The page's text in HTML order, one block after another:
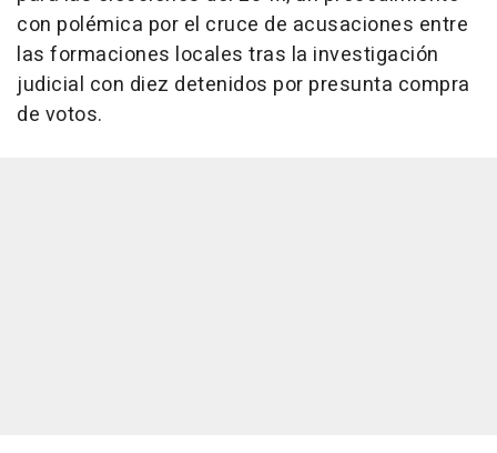
con polémica por el cruce de acusaciones entre
las formaciones locales tras la investigación
judicial con diez detenidos por presunta compra
de votos.